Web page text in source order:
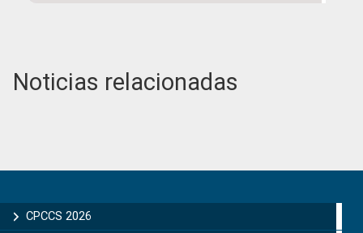
Noticias relacionadas
Sidebar
CPCCS 2026